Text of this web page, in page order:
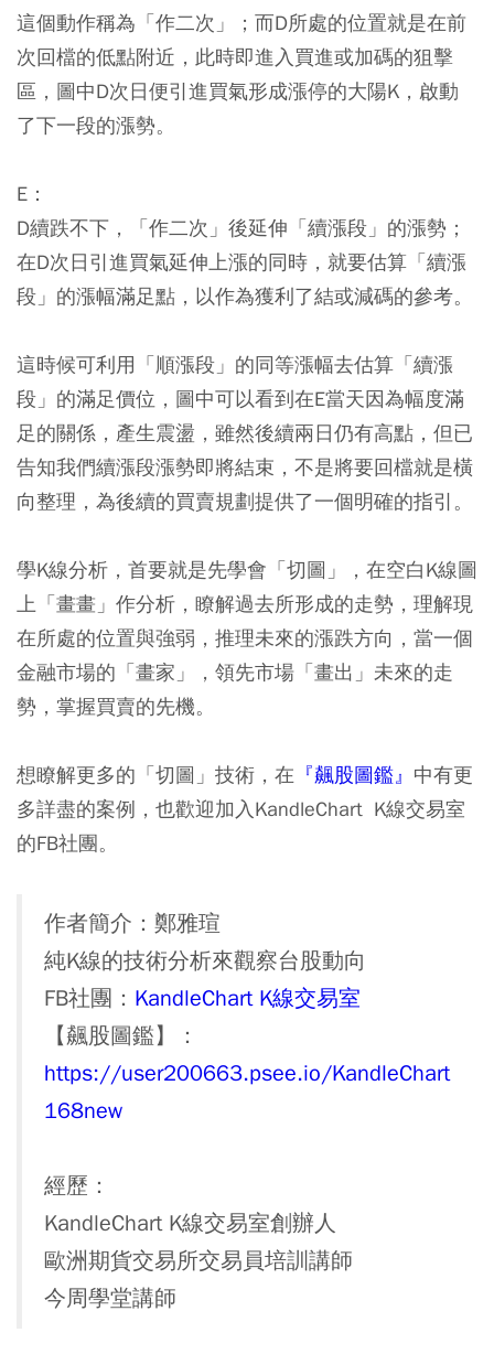
這個動作稱為「作二次」；而D所處的位置就是在前
次回檔的低點附近，此時即進入買進或加碼的狙擊
區，圖中D次日便引進買氣形成漲停的大陽K，啟動
了下一段的漲勢。
E：
D續跌不下，「作二次」後延伸「續漲段」的漲勢；
在D次日引進買氣延伸上漲的同時，就要估算「續漲
段」的漲幅滿足點，以作為獲利了結或減碼的參考。
這時候可利用「順漲段」的同等漲幅去估算「續漲
段」的滿足價位，圖中可以看到在E當天因為幅度滿
足的關係，產生震盪，雖然後續兩日仍有高點，但已
告知我們續漲段漲勢即將結束，不是將要回檔就是橫
向整理，為後續的買賣規劃提供了一個明確的指引。
學K線分析，首要就是先學會「切圖」，在空白K線圖
上「畫畫」作分析，瞭解過去所形成的走勢，理解現
在所處的位置與強弱，推理未來的漲跌方向，當一個
金融市場的「畫家」，領先市場「畫出」未來的走
勢，掌握買賣的先機。
想瞭解更多的「切圖」技術，在 『飆股圖鑑』 中有更
多詳盡的案例，也歡迎加入KandleChart K線交易室
的FB社團。
作者簡介：鄭雅瑄
純K線的技術分析來觀察台股動向
FB社團： KandleChart K線交易室
【飆股圖鑑】：
https://user200663.psee.io/KandleChart
168new
經歷：
KandleChart K線交易室創辦人
歐洲期貨交易所交易員培訓講師
今周學堂講師